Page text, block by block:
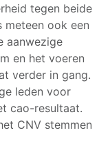
tegen beide
meteen ook een
aanwezige
en het voeren
verder in gang.
leden voor
cao-resultaat.
CNV stemmen